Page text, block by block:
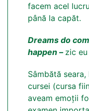
facem acel
până la capăt.
Dreams do
happen – zic
Sâmbătă
cursei (cursa
aveam emoții